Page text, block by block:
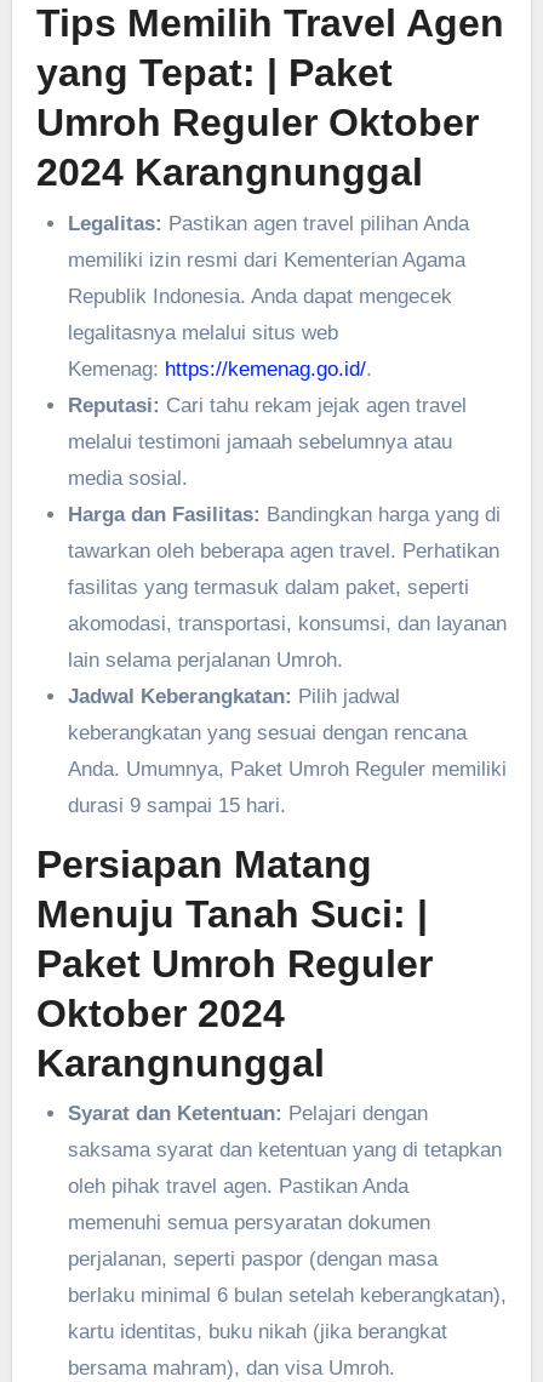
Tips Memilih Travel Agen
yang Tepat: | Paket
Umroh Reguler Oktober
2024 Karangnunggal
Legalitas: Pastikan agen travel pilihan Anda
memiliki izin resmi dari Kementerian Agama
Republik Indonesia. Anda dapat mengecek
legalitasnya melalui situs web
Kemenag: https://kemenag.go.id/.
Reputasi: Cari tahu rekam jejak agen travel
melalui testimoni jamaah sebelumnya atau
media sosial.
Harga dan Fasilitas: Bandingkan harga yang di
tawarkan oleh beberapa agen travel. Perhatikan
fasilitas yang termasuk dalam paket, seperti
akomodasi, transportasi, konsumsi, dan layanan
lain selama perjalanan Umroh.
Jadwal Keberangkatan: Pilih jadwal
keberangkatan yang sesuai dengan rencana
Anda. Umumnya, Paket Umroh Reguler memiliki
durasi 9 sampai 15 hari.
Persiapan Matang
Menuju Tanah Suci: |
Paket Umroh Reguler
Oktober 2024
Karangnunggal
Syarat dan Ketentuan: Pelajari dengan
saksama syarat dan ketentuan yang di tetapkan
oleh pihak travel agen. Pastikan Anda
memenuhi semua persyaratan dokumen
perjalanan, seperti paspor (dengan masa
berlaku minimal 6 bulan setelah keberangkatan),
kartu identitas, buku nikah (jika berangkat
bersama mahram), dan visa Umroh.